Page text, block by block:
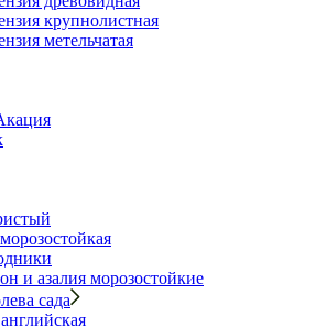
крупнолистная
метельчатая
и азалия морозостойкие
сада